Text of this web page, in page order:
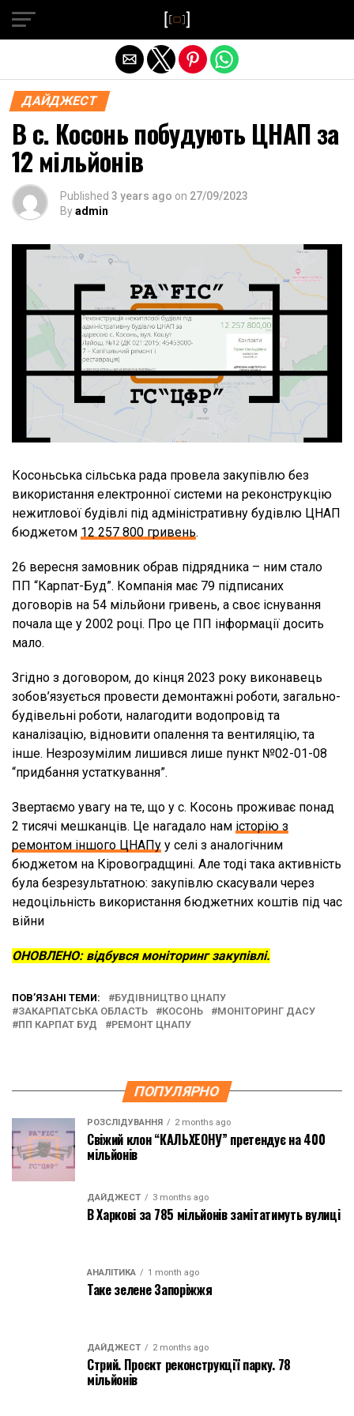
ДАЙДЖЕСТ
В с. Косонь побудують ЦНАП за
12 мільйонів
Published 3 years ago on 27/09/2023
Byadmin
Косоньська сільська рада провела закупівлю без
використання електронної системи на реконструкцію
нежитлової будівлі під адміністративну будівлю ЦНАП
бюджетом 12 257 800 гривень.
26 вересня замовник обрав підрядника – ним стало
ПП “Карпат-Буд”. Компанія має 79 підписаних
договорів на 54 мільйони гривень, а своє існування
почала ще у 2002 році. Про це ПП інформації досить
мало.
Згідно з договором, до кінця 2023 року виконавець
зобов’язується провести демонтажні роботи, загально-
будівельні роботи, налагодити водопровід та
каналізацію, відновити опалення та вентиляцію, та
інше. Незрозумілим лишився лише пункт №02-01-08
“придбання устаткування”.
Звертаємо увагу на те, що у с. Косонь проживає понад
2 тисячі мешканців. Це нагадало нам історію з
ремонтом іншого ЦНАПу у селі з аналогічним
бюджетом на Кіровоградщині. Але тоді така активність
була безрезультатною: закупівлю скасували через
недоцільність використання бюджетних коштів під час
війни
ОНОВЛЕНО: відбувся моніторинг закупівлі.
ПОВ’ЯЗАНІ ТЕМИ:
БУДІВНИЦТВО ЦНАПУ
ЗАКАРПАТСЬКА ОБЛАСТЬ
КОСОНЬ
МОНІТОРИНГ ДАСУ
ПП КАРПАТ БУД
РЕМОНТ ЦНАПУ
ПОПУЛЯРНО
РОЗСЛІДУВАННЯ 2 months ago
Свіжий клон “КАЛЬХЕОНУ” претендує на 400
мільйонів
ДАЙДЖЕСТ 3 months ago
В Харкові за 785 мільйонів замітатимуть вулиці
АНАЛІТИКА 1 month ago
Таке зелене Запоріжжя
ДАЙДЖЕСТ 2 months ago
Стрий. Проєкт реконструкції парку. 78
мільйонів
Exit mobile version